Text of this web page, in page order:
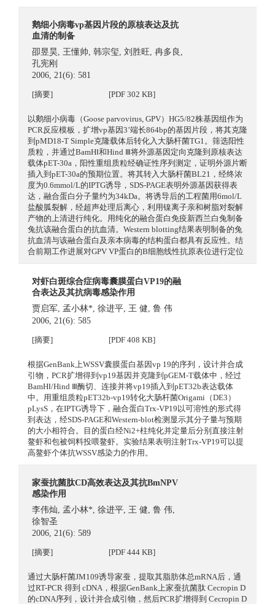
鹅细小病毒vp基因片段的原核表达及抗
血清的制备
卲昱昊, 王懂帅,韩宗玺,刘胜旺,冉多良 ,
孔宪刚
2006, 21(6): 581
[摘要] [PDF 302 KB]
以鹅细小病毒（Goose parvovirus, GPV）HG5/82株基因组作为
PCR反应模板，扩增vp基因3’端长864bp的基因片段，将其克隆
到pMD18-T Simple克隆载体后转化入大肠杆菌TG1。筛选阳性
质粒，并通过BamHⅠ和Hind Ⅲ将外源基因定向克隆到原核表达
载体pET-30a，阳性重组质粒经确证性序列测定，证明外源片断
插入到pET-30a的预期位置。将其转入大肠杆菌BL21，经终浓
度为0.6mmol/L的IPTG诱导，SDS-PAGE表明外源基因获得表
达，融合蛋白分子量约为34kDa。将诱导后的工程菌用6mol/L
盐酸胍裂解，经超声处理后离心，利用镍离子亲和树脂对裂解
产物的上清进行纯化。用纯化的融合蛋白免疫新西兰白兔制备
兔抗该融合蛋白的抗血清。Western blotting结果表明制备的兔
抗血清与该融合蛋白及亲本病毒的结构蛋白都具有反应性。结
合前期工作进展对GPV VP蛋白的B细胞线性抗原表位进行定位
对虾白斑综合症病毒囊膜蛋白VP19的融
合表达及其抗病毒感染作用
贾启军,孟小林*,徐进平,王 健,鲁 伟
2006, 21(6): 585
[摘要] [PDF 408 KB]
根据GenBank上WSSV囊膜蛋白基因vp 19的序列，设计并合成
引物，PCR扩增得到vp19基因并克隆到pGEM‐T载体中，经过
BamHⅠ/Hind Ⅲ酶切、连接并将vp19插入到pET32b表达载体
中。用重组质粒pET32b-vp19转化大肠杆菌Origami（DE3）
pLysS，在IPTG诱导下，融合蛋白Trx-VP19以可溶性的形式得
到表达，经SDS-PAGE和Western-blot检测显示其分子量与预期
的大小相符合。目的蛋白经Ni2+柱纯化并定量后分别直接注射
鳌虾和包被饲料投喂鳌虾。实验结果表明注射Trx-VP19可以提
高鳌虾个体抗WSSV感染力的作用。
家蚕抗菌肽CD高效表达及其抗BmNPV
感染作用
李伟灿,孟小林*,徐进平, 王 健,鲁 伟,
徐智圣
2006, 21(6): 589
[摘要] [PDF 444 KB]
通过大肠杆菌JM109诱导家蚕，提取其脂肪体总mRNA后，通
过RT-PCR 得到 cDNA，根据GenBank上家蚕抗菌肽 Cecropin D
的cDNA序列，设计并合成引物，然后PCR扩增得到 Cecropin D